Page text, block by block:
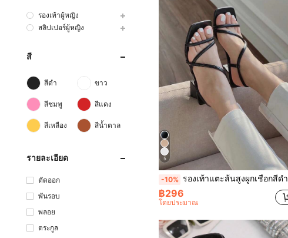
รองเท้าผู้หญิง
สลิปเปอร์ผู้หญิง
สี
สีดำ ขาว
สีชมพู สีแดง
สีเหลือง สีน้ำตาล
รายละเอียด
ตัดออก
พันรอบ
พลอย
ตระกูล
5
-10% รองเท้าแตะส้นสูงผูกเชือกสีดำสำหรับผู้หญิง, รองเท้าแตะแฟชั่นสบายๆ สไตล์มินิมอลหรูหรา
฿296
โดยประมาณ